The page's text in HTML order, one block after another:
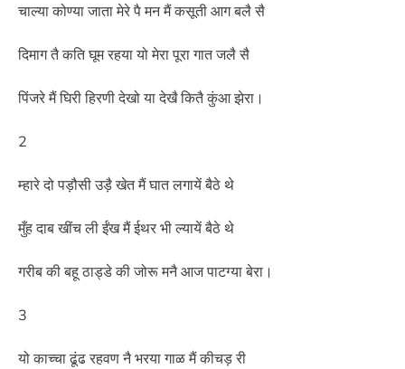
चाल्या कोण्या जाता मेरे पै मन मैं कसूती आग बलै सै
दिमाग तै कति घूम रहया यो मेरा पूरा गात जलै सै
पिंजरे मैं घिरी हिरणी देखो या देखै कितै कुंआ झेरा।
2
म्हारे दो पड़ौसी उड़ै खेत मैं घात लगायें बैठे थे
मुँह दाब खींच ली ईंख मैं ईथर भी ल्यायें बैठे थे
गरीब की बहू ठाड्डे की जोरू मनै आज पाटग्या बेरा।
3
यो काच्चा ढूंढ रहवण नै भरया गाळ मैं कीचड़ री